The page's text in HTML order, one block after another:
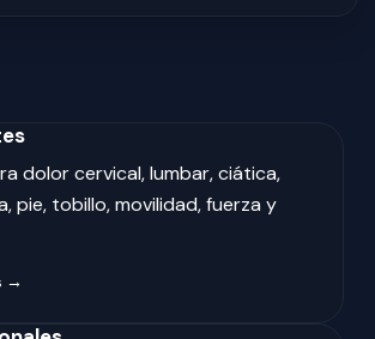
dolor cervical, lumbar, ciática,
pie, tobillo, movilidad, fuerza y
→